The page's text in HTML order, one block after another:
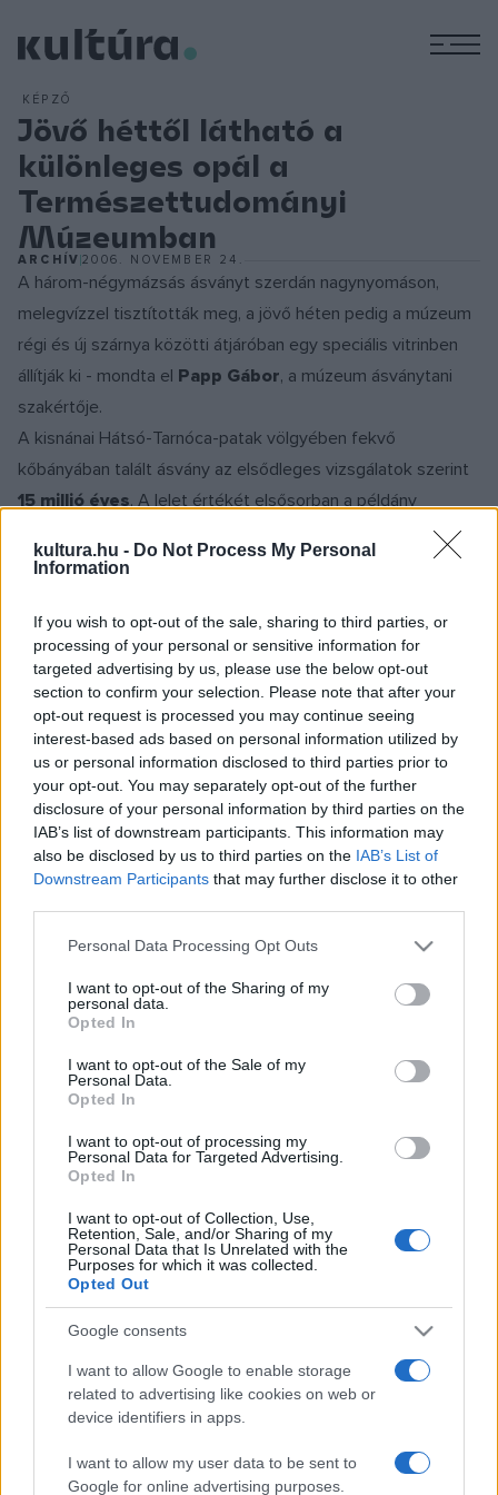
kultura.hu - Do Not Process My Personal
Information
If you wish to opt-out of the sale, sharing to third parties, or
processing of your personal or sensitive information for
targeted advertising by us, please use the below opt-out
section to confirm your selection. Please note that after your
opt-out request is processed you may continue seeing
interest-based ads based on personal information utilized by
us or personal information disclosed to third parties prior to
your opt-out. You may separately opt-out of the further
disclosure of your personal information by third parties on the
IAB’s list of downstream participants. This information may
also be disclosed by us to third parties on the IAB’s List of
Downstream Participants that may further disclose it to other
Please note that this website/app uses one or more Google
not limited to your visit or usage behaviour. You may click to
grant or deny consent to Google and its third-party tags to
use your data for below specified purposes in below Google
consent section.
Personal Data Processing Opt Outs
I want to opt-out of the Sharing of my
personal data.
Opted In
I want to opt-out of the Sale of my
Personal Data.
Opted In
I want to opt-out of processing my
Personal Data for Targeted Advertising.
Opted In
I want to opt-out of Collection, Use,
Retention, Sale, and/or Sharing of my
Personal Data that Is Unrelated with the
Purposes for which it was collected.
Opted Out
Google consents
I want to allow Google to enable storage
related to advertising like cookies on web or
device identifiers in apps.
I want to allow my user data to be sent to
Google for online advertising purposes.
KÉPZŐ
Jövő héttől látható a
különleges opál a
Természettudományi
Múzeumban
ARCHÍV2006. NOVEMBER 24.
A három-négymázsás ásványt szerdán nagynyomáson,
melegvízzel tisztították meg, a jövő héten pedig a múzeum
régi és új szárnya közötti átjáróban egy speciális vitrinben
állítják ki - mondta el Papp Gábor, a múzeum ásványtani
szakértője.
A kisnánai Hátsó-Tarnóca-patak völgyében fekvő
kőbányában talált ásvány az elsődleges vizsgálatok szerint
15 millió éves. A lelet értékét elsősorban a példány
színezése is - fűzte hozzá Papp Gábor.
A szakértő elmondása szerint ez az opál nem az
ékszerekben használt drágakőváltozat, a nemesopál, hanem
közönséges opál. Szépen színezett darabjai csiszolva
olcsóbb ékkőként felhasználhatók.
A közönséges opál, mint neve is mutatja, nem ritka -
jegyezte meg a szakértő.
Hozzátette, hogy a bányavállalatnak köszönhetően Kisnánán
már korábban is gyűjthettek ásványokat, többek között
opált is, azonban ilyen nagy példánnyal még nem találkoztak.
A közönséges opál sárga, zöldesbarna, zöldessárga,
foltosan-sávosan színezett, a színezés eloszlása néha az
Az ásványtani szakértő azt is elmondta, hogy Magyarország
az 1800-as évek második feléig a világ nemesopál-
termelésének egyik központja volt. A kitermelést a jelenleg
végezték. A lelőhelyet 1920-ban zárták be, amikor a
konkurens ausztrál opálbányák olcsóbb ásványaikkal
terítették be a piacot. Később Telkibánya és Monok
környékén is találtak nemesopált, de az előfordulás
"szeszélyessége" miatt a szakértők nem találták
gazdaságosnak a kitermelést - magyarázta Papp Gábor.
Az ásványtani szakértő ismertetése szerint faopál és
közönséges opál lelőhelyek vannak még a Börzsönyben és
a Tokaji-hegységben, de több kőbányában is található
arra, hogy csak védettség alatt nem álló bányákban lehet az